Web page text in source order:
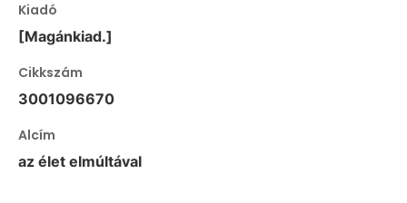
Kiadó
[Magánkiad.]
Cikkszám
3001096670
Alcím
az élet elmúltával